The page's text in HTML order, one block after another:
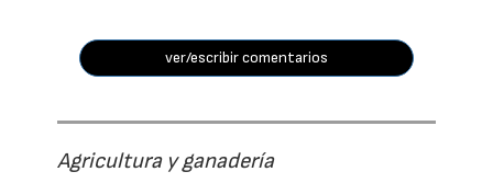
ver/escribir comentarios
Agricultura y ganadería